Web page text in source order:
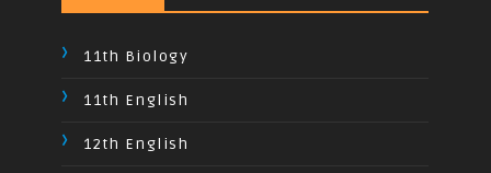
11th Biology
11th English
12th English